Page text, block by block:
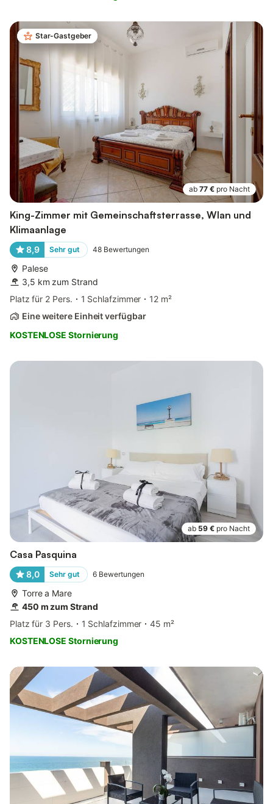
Star-Gastgeber
ab 77 € pro Nacht
King-Zimmer mit Gemeinschaftsterrasse, Wlan und
Klimaanlage
8,9 Sehr gut 48 Bewertungen
Palese
3,5 km zum Strand
Platz für 2 Pers.
1 Schlafzimmer
12 m²
Eine weitere Einheit verfügbar
KOSTENLOSE Stornierung
ab 59 € pro Nacht
Casa Pasquina
8,0 Sehr gut 6 Bewertungen
Torre a Mare
450 m zum Strand
Platz für 3 Pers.
1 Schlafzimmer
45 m²
KOSTENLOSE Stornierung